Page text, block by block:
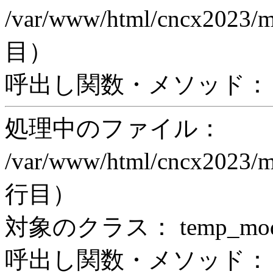
/var/www/html/cncx2023/
目）
呼出し関数・メソッド：
処理中のファイル：
/var/www/html/cncx2023/
行目）
対象のクラス：
呼出し関数・メソッド：